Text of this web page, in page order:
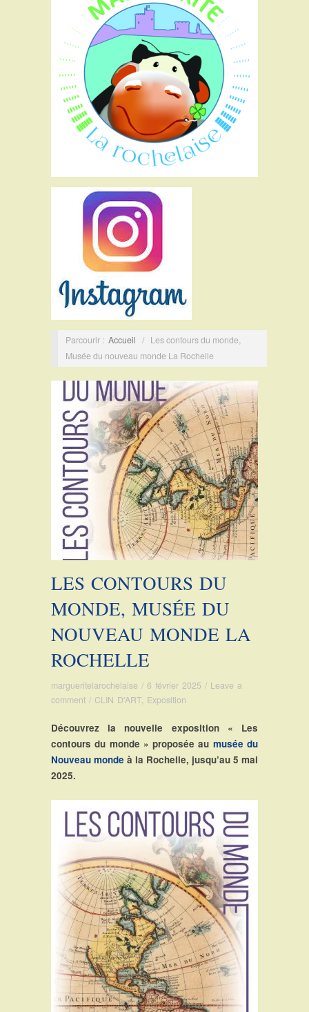
Parcourir : Accueil / Les contours du monde,
Musée du nouveau monde La Rochelle
LES CONTOURS DU
MONDE, MUSÉE DU
NOUVEAU MONDE LA
ROCHELLE
margueritelarochelaise / 6 février 2025 / Leave a
comment / CLIN D'ART, Exposition
Découvrez la nouvelle exposition « Les
contours du monde » proposée au musée du
Nouveau monde à la Rochelle, jusqu’au 5 mai
2025.